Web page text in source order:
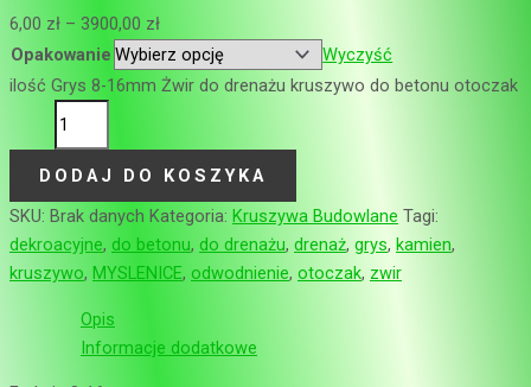
6,00 zł – 3900,00 zł
Opakowanie
Wyczyść
ilość Grys 8-16mm Żwir do drenażu kruszywo do betonu otoczak
DODAJ DO KOSZYKA
SKU: Brak danych Kategoria: Kruszywa Budowlane Tagi:
dekroacyjne, do betonu, do drenażu, drenaż, grys, kamien,
kruszywo, MYSLENICE, odwodnienie, otoczak, zwir
Opis
Informacje dodatkowe